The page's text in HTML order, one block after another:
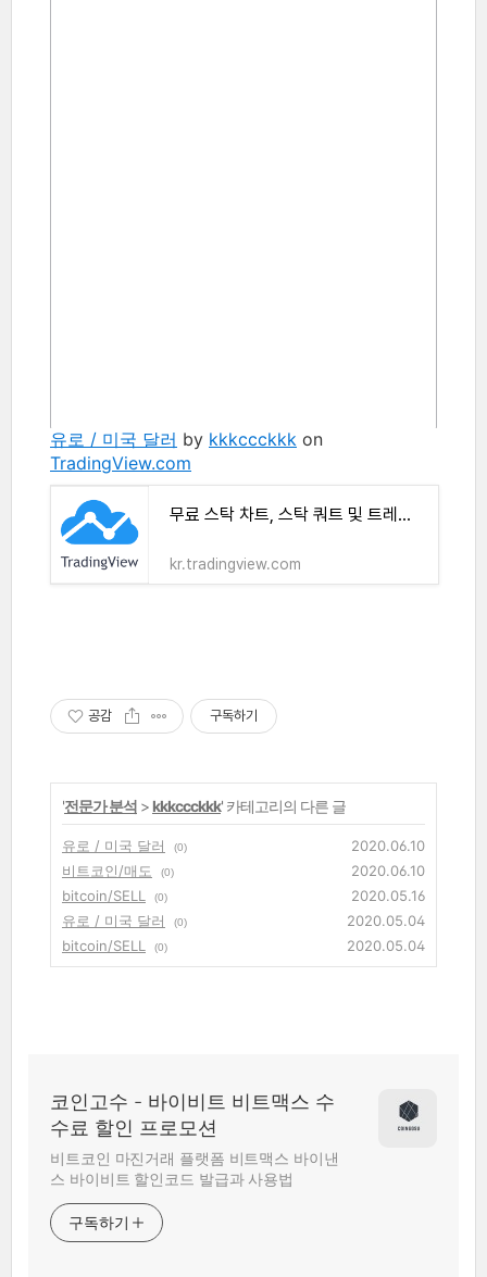
유로 / 미국 달러 by kkkccckkk on
TradingView.com
무료 스탁 차트, 스탁 쿼트 및 트레이드 아이디어
kr.tradingview.com
공감 구독하기
'전문가 분석 > kkkccckkk' 카테고리의 다른 글
유로 / 미국 달러 (0)
2020.06.10
비트코인/매도
(0)
2020.06.10
bitcoin/SELL
(0)
2020.05.16
유로 / 미국 달러
(0)
2020.05.04
bitcoin/SELL
(0) 2020.05.04
코인고수 - 바이비트 비트맥스 수
수료 할인 프로모션
비트코인 마진거래 플랫폼 비트맥스 바이낸
스 바이비트 할인코드 발급과 사용법
구독하기